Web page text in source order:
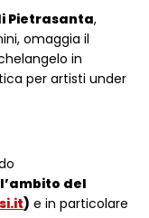
Pietrasanta,
omaggia il
in
per artisti under
del
) e in particolare